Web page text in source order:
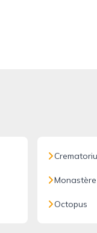
Monastère
Octopus